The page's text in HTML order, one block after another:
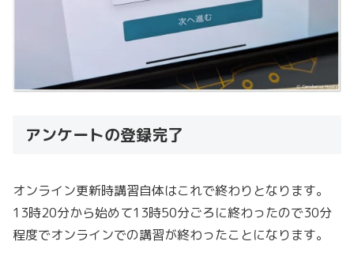
アンケートの登録完了
オンライン更新時講習自体はこれで終わりとなります。
13時20分から始めて13時50分ごろに終わったので30分
程度でオンラインでの講習が終わったことになります。